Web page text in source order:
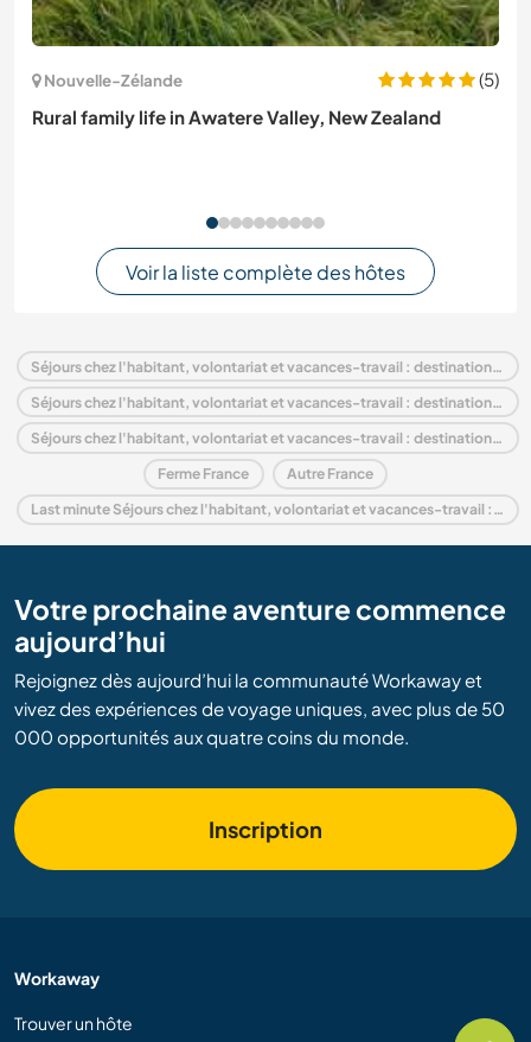
Nouvelle-Zélande
(5)
Rural family life in Awatere Valley, New Zealand
Voir la liste complète des hôtes
Séjours chez l'habitant, volontariat et vacances-travail : destination France
Séjours chez l'habitant, volontariat et vacances-travail : destination Europe
Séjours chez l'habitant, volontariat et vacances-travail : destination Rhône-Alpes
Ferme France Autre France
Last minute Séjours chez l'habitant, volontariat et vacances-travail : destination France
Votre prochaine aventure commence
aujourd’hui
Rejoignez dès aujourd’hui la communauté Workaway et
vivez des expériences de voyage uniques, avec plus de 50
000 opportunités aux quatre coins du monde.
Inscription
Workaway
Trouver un hôte